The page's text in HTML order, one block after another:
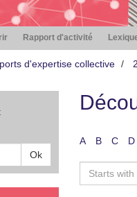
Rapport d'activité
d'expertise collective
Ok
A B C D